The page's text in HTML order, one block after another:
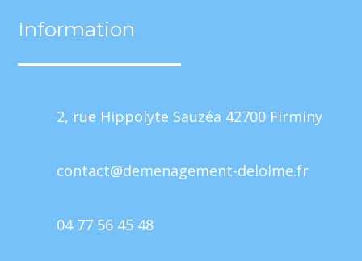
Information
2, rue Hippolyte Sauzéa 42700 Firminy
contact@demenagement-delolme.fr
04 77 56 45 48